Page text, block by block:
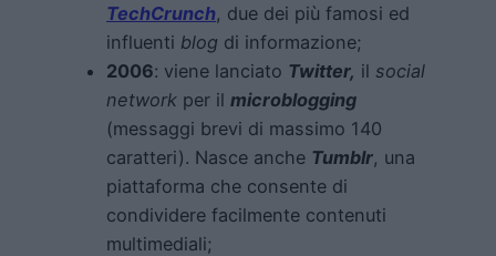
TechCrunch, due dei più famosi ed
influenti blog di informazione;
2006: viene lanciato Twitter, il social
network per il microblogging
(messaggi brevi di massimo 140
caratteri). Nasce anche Tumblr, una
piattaforma che consente di
condividere facilmente contenuti
multimediali;